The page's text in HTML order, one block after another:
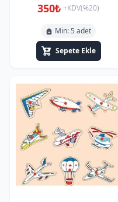
350₺ +KDV(%20)
Min: 5 adet
Sepete Ekle